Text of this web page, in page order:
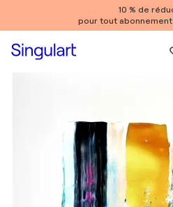
10 % de
pour tout